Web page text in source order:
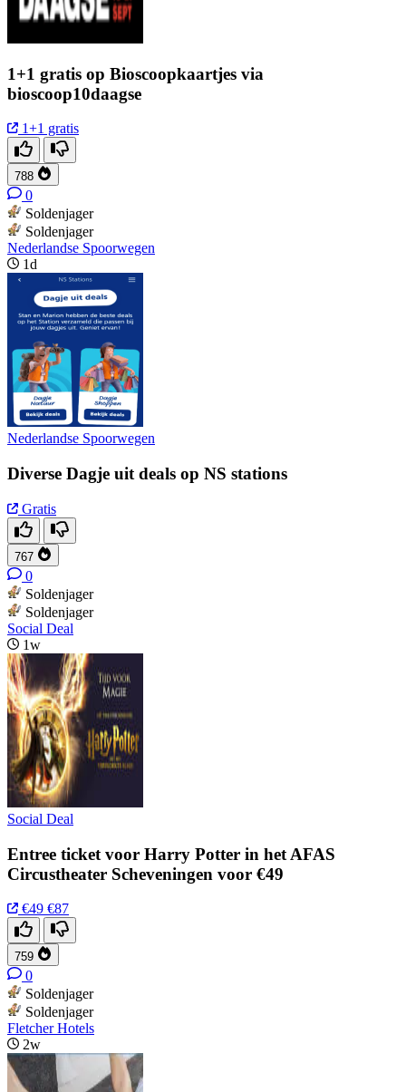
1+1 gratis op Bioscoopkaartjes via
bioscoop10daagse
1+1 gratis
788
0
Soldenjager
Soldenjager
Nederlandse Spoorwegen
1d
Nederlandse Spoorwegen
Diverse Dagje uit deals op NS stations
Gratis
767
0
Soldenjager
Soldenjager
Social Deal
1w
Social Deal
Entree ticket voor Harry Potter in het AFAS
Circustheater Scheveningen voor €49
€49 €87
759
0
Soldenjager
Soldenjager
Fletcher Hotels
2w